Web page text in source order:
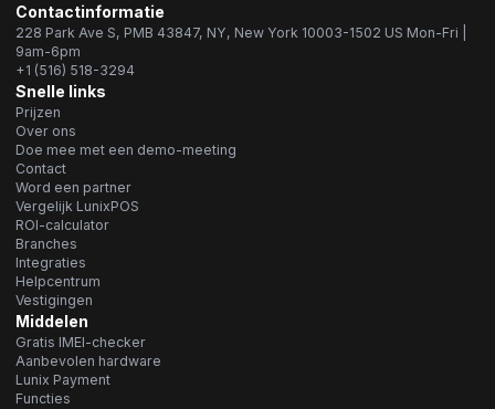
Contactinformatie
228 Park Ave S, PMB 43847, NY, New York 10003-1502 US Mon-Fri |
9am-6pm
+1 (516) 518-3294
Snelle links
Prijzen
Over ons
Doe mee met een demo-meeting
Contact
Word een partner
Vergelijk LunixPOS
ROI-calculator
Branches
Integraties
Helpcentrum
Vestigingen
Middelen
Gratis IMEI-checker
Aanbevolen hardware
Lunix Payment
Functies